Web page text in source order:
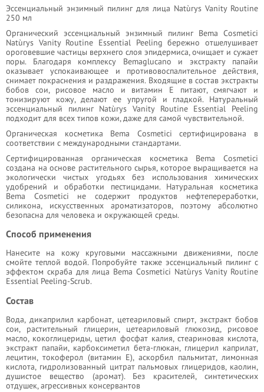
Эссенциальный энзимный пилинг для лица Natùrys Vanity Routine
250 мл
Органический эссенциальный энзимный пилинг Bema Cosmetici
Natùrys Vanity Routine Essential Peeling бережно отшелушивает
ороговевшие частицы верхнего слоя эпидермиса, очищает и сужает
поры. Благодаря комплексу Bemaglucano и экстракту папайи
оказывает успокаивающее и противовоспалительное действия,
снимает покраснения и раздражения. Входящие в состав экстракты
бобов сои, рисовое масло и витамин Е питают, смягчают и
тонизируют кожу, делают ее упругой и гладкой. Натуральный
эссенциальный пилинг Natùrys Vanity Routine Essential Peeling
подходит для всех типов кожи, даже для самой чувствительной.
Органическая косметика Bema Cosmetici сертифицирована в
соответствии с международными стандартами.
Сертифицированная органическая косметика Bema Cosmetici
создана на основе растительного сырья, которое выращивается на
экологически чистых угодьях без использования химических
удобрений и обработки пестицидами. Натуральная косметика
Bema Cosmetici не содержит продуктов нефтепереработки,
силикона, искусственных ароматизаторов, поэтому абсолютно
безопасна для человека и окружающей среды.
Способ применения
Нанесите на кожу круговыми массажными движениями, после
смойте теплой водой. Попробуйте также эссенциальный пилинг с
эффектом скраба для лица Bema Cosmetici Natùrys Vanity Routine
Essential Peeling-Scrub.
Состав
Вода, дикаприлил карбонат, цетеариловый спирт, экстракт бобов
сои, растительный глицерин, цетеариловый глюкозид, рисовое
масло, кокоглицериды, цетил фосфат калия, стеариновая кислота,
экстракт папайи, карбоксиметил бета-глюкан, глицерил каприлат,
лецитин, токоферол (витамин Е), аскорбил пальмитат, лимонная
кислота, гидролизованный цитрат пальмовых глицеридов, каолин,
душистое вещество (аромат). Без красителей, синтетических
отдушек, агрессивных консервантов